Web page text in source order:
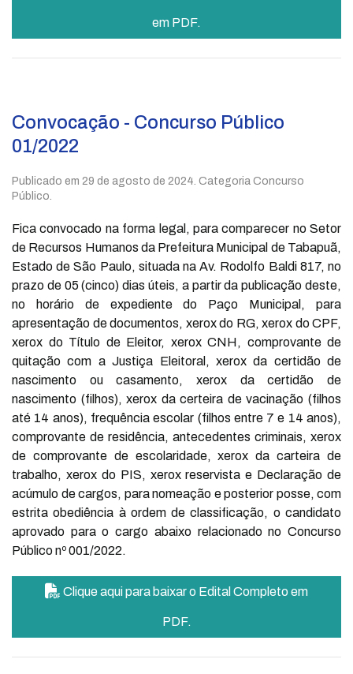
em PDF.
Convocação - Concurso Público
01/2022
Publicado em 29 de agosto de 2024 . Categoria Concurso
Público.
Fica convocado na forma legal, para comparecer no Setor
de Recursos Humanos da Prefeitura Municipal de Tabapuã,
Estado de São Paulo, situada na Av. Rodolfo Baldi 817, no
prazo de 05 (cinco) dias úteis, a partir da publicação deste,
no horário de expediente do Paço Municipal, para
apresentação de documentos, xerox do RG, xerox do CPF,
xerox do Título de Eleitor, xerox CNH, comprovante de
quitação com a Justiça Eleitoral, xerox da certidão de
nascimento ou casamento, xerox da certidão de
nascimento (filhos), xerox da certeira de vacinação (filhos
até 14 anos), frequência escolar (filhos entre 7 e 14 anos),
comprovante de residência, antecedentes criminais, xerox
de comprovante de escolaridade, xerox da carteira de
trabalho, xerox do PIS, xerox reservista e Declaração de
acúmulo de cargos, para nomeação e posterior posse, com
estrita obediência à ordem de classificação, o candidato
aprovado para o cargo abaixo relacionado no Concurso
Público nº 001/2022.
Clique aqui para baixar o Edital Completo em
PDF.